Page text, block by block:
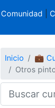
Comunidad
Inicio 💼
Otros